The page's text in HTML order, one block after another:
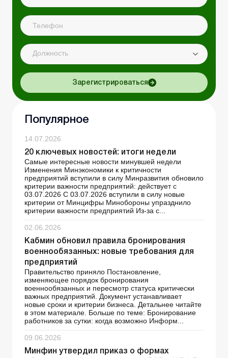
Должность
Зарегистрироваться
Популярное
14.07.2026
20 ключевых новостей: итоги недели
Самые интересные новости минувшей недели
Изменения Минэкономики к критичности
предприятий вступили в силу Минразвития обновило
критерии важности предприятий: действует с
03.07.2026 С 03.07.2026 вступили в силу новые
критерии от Минцифры Минобороны упразднило
критерии важности предприятий Из-за с...
02.06.2026
Кабмин обновил правила бронирования
военнообязанных: новые требования для
предприятий
Правительство приняло Постановление,
изменяющее порядок бронирования
военнообязанных и пересмотр статуса критически
важных предприятий. Документ устанавливает
новые сроки и критерии бизнеса. Детальнее читайте
в этом материале. Больше по теме: Бронирование
работников за сутки: когда возможно Информ...
09.06.2026
Минфин утвердил приказ о формах